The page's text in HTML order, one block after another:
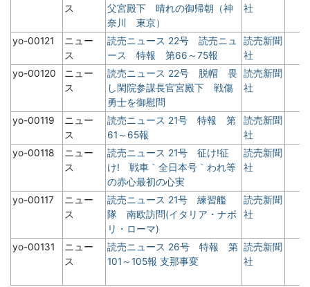
ス
父宮殿下 晴れの御帰朝（神
奈川 東京）
社
yo-00121
ニュー
ス
読売ニュース 22号 読売ニュ
ース 特報 第66～75報
読売新聞
社
yo-00120
ニュー
ス
読売ニュース 22号 脱帽 畏
し閑院参謀長官宮殿下 戦傷
勇士を御慰問
読売新聞
社
yo-00119
ニュー
ス
読売ニュース 21号 特報 第
61～65報
読売新聞
社
yo-00118
ニュー
ス
読売ニュース 21号 征け!征
け! 戦車｀全日本号｀われ等
の赤心最初の心実
読売新聞
社
yo-00117
ニュー
ス
読売ニュース 21号 練習艦
隊 南欧訪問(イタリア・ナポ
リ・ローマ)
読売新聞
社
yo-00131
ニュー
ス
読売ニュース 26号 特報 第
101～105報 支那事変
読売新聞
社